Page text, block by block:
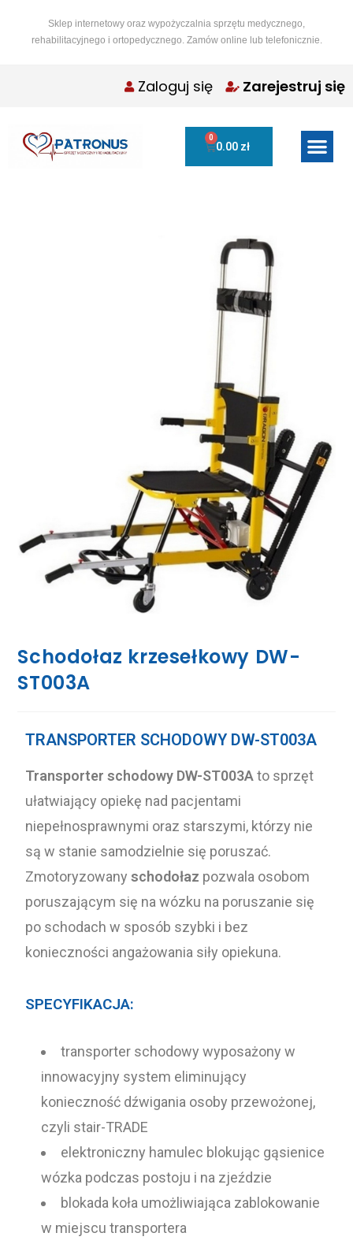
Sklep internetowy oraz wypożyczalnia sprzętu medycznego,
rehabilitacyjnego i ortopedycznego. Zamów online lub telefonicznie.
Zaloguj się Zarejestruj się
0.00 zł
0
Schodołaz krzesełkowy DW-
ST003A
TRANSPORTER SCHODOWY DW-ST003A
Transporter schodowy DW-ST003Ato sprzęt
ułatwiający opiekę nad pacjentami
niepełnosprawnymi oraz starszymi, którzy nie
są w stanie samodzielnie się poruszać.
Zmotoryzowanyschodołaz pozwala osobom
poruszającym się na wózku na poruszanie się
po schodach w sposób szybki i bez
konieczności angażowania siły opiekuna.
SPECYFIKACJA:
transporter schodowy wyposażony w
innowacyjny system eliminujący
konieczność dźwigania osoby przewożonej,
czyli stair-TRADE
elektroniczny hamulec blokując gąsienice
wózka podczas postoju i na zjeździe
blokada koła umożliwiająca zablokowanie
w miejscu transportera